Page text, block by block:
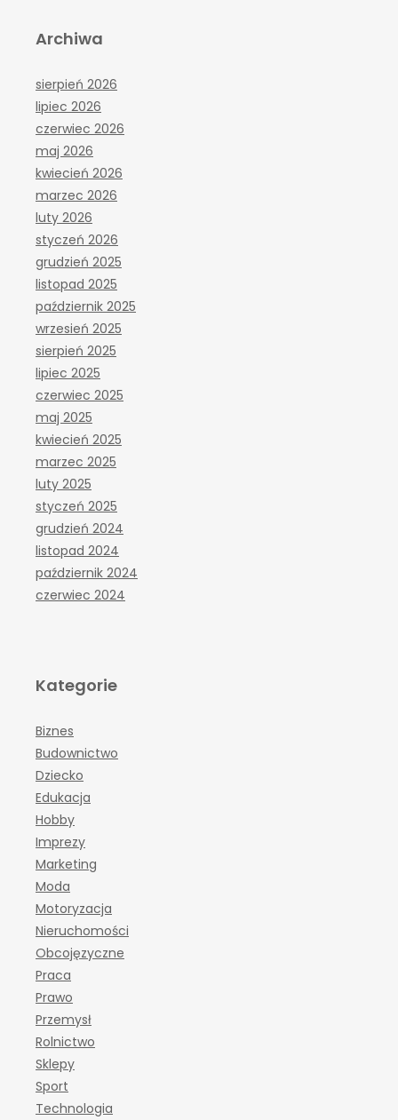
Archiwa
sierpień 2026
lipiec 2026
czerwiec 2026
maj 2026
kwiecień 2026
marzec 2026
luty 2026
styczeń 2026
grudzień 2025
listopad 2025
październik 2025
wrzesień 2025
sierpień 2025
lipiec 2025
czerwiec 2025
maj 2025
kwiecień 2025
marzec 2025
luty 2025
styczeń 2025
grudzień 2024
listopad 2024
październik 2024
czerwiec 2024
Kategorie
Biznes
Budownictwo
Dziecko
Edukacja
Hobby
Imprezy
Marketing
Moda
Motoryzacja
Nieruchomości
Obcojęzyczne
Praca
Prawo
Przemysł
Rolnictwo
Sklepy
Sport
Technologia